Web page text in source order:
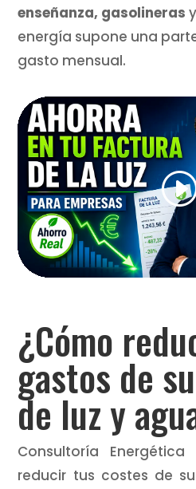
enseñanza, gasolineras
energía supone una
gasto mensual.
¿Cómo
gastos de
de luz y
Consultoría
reducir tus costes de